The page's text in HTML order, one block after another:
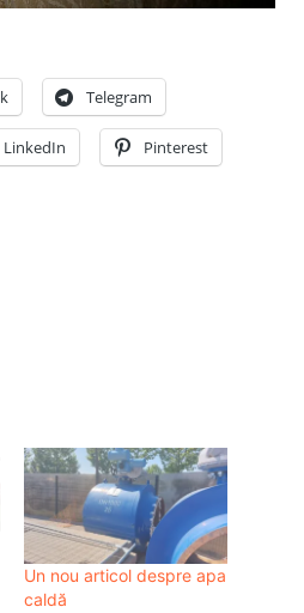
Telegram
LinkedIn Pinterest
Un nou articol despre apa
caldă